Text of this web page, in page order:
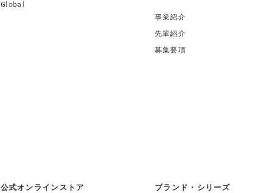
Global
事業紹介
先輩紹介
募集要項
公式オンラインストア ブランド・シリーズ